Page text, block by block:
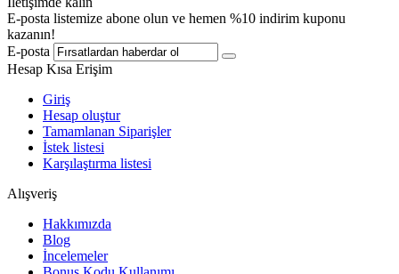
E-posta listemize abone olun ve hemen %10 indirim kuponu
kazanın!
E-posta
Hesap Kısa Erişim
Giriş
Hesap oluştur
Tamamlanan Siparişler
İstek listesi
Karşılaştırma listesi
Alışveriş
Hakkımızda
Blog
İncelemeler